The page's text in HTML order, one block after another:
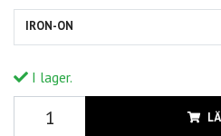
IRON-ON
I lager.